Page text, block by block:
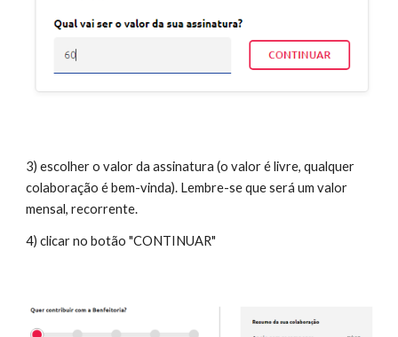
3) escolher o valor da assinatura (o valor é livre, qualquer
colaboração é bem-vinda). Lembre-se que será um valor
mensal, recorrente.
4) clicar no botão "CONTINUAR"